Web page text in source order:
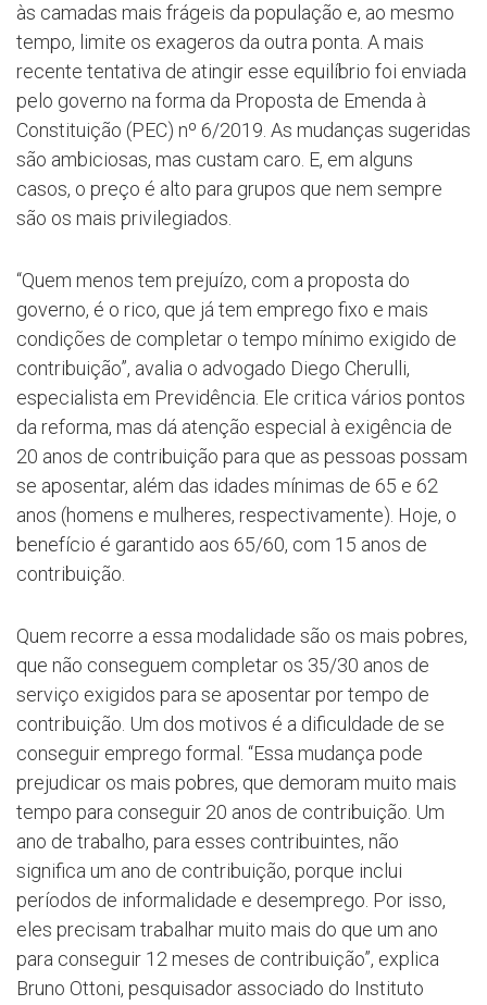
às camadas mais frágeis da população e, ao mesmo
tempo, limite os exageros da outra ponta. A mais
recente tentativa de atingir esse equilíbrio foi enviada
pelo governo na forma da Proposta de Emenda à
Constituição (PEC) nº 6/2019. As mudanças sugeridas
são ambiciosas, mas custam caro. E, em alguns
casos, o preço é alto para grupos que nem sempre
são os mais privilegiados.
“Quem menos tem prejuízo, com a proposta do
governo, é o rico, que já tem emprego fixo e mais
condições de completar o tempo mínimo exigido de
contribuição”, avalia o advogado Diego Cherulli,
especialista em Previdência. Ele critica vários pontos
da reforma, mas dá atenção especial à exigência de
20 anos de contribuição para que as pessoas possam
se aposentar, além das idades mínimas de 65 e 62
anos (homens e mulheres, respectivamente). Hoje, o
benefício é garantido aos 65/60, com 15 anos de
contribuição.
Quem recorre a essa modalidade são os mais pobres,
que não conseguem completar os 35/30 anos de
serviço exigidos para se aposentar por tempo de
contribuição. Um dos motivos é a dificuldade de se
conseguir emprego formal. “Essa mudança pode
prejudicar os mais pobres, que demoram muito mais
tempo para conseguir 20 anos de contribuição. Um
ano de trabalho, para esses contribuintes, não
significa um ano de contribuição, porque inclui
períodos de informalidade e desemprego. Por isso,
eles precisam trabalhar muito mais do que um ano
para conseguir 12 meses de contribuição”, explica
Bruno Ottoni, pesquisador associado do Instituto